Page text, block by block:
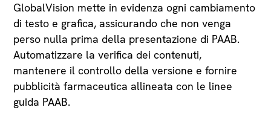
GlobalVision mette in evidenza ogni cambiamento
di testo e grafica, assicurando che non venga
perso nulla prima della presentazione di PAAB.
Automatizzare la verifica dei contenuti,
mantenere il controllo della versione e fornire
pubblicità farmaceutica allineata con le linee
guida PAAB.